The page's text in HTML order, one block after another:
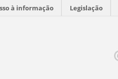
à informação Legislação